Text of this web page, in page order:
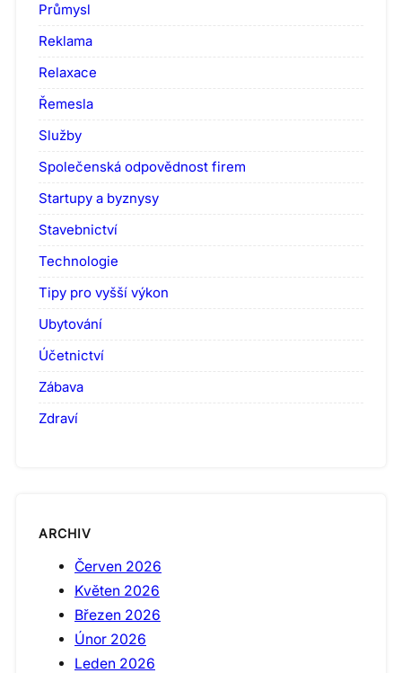
Průmysl
Reklama
Relaxace
Řemesla
Služby
Společenská odpovědnost firem
Startupy a byznysy
Stavebnictví
Technologie
Tipy pro vyšší výkon
Ubytování
Účetnictví
Zábava
Zdraví
ARCHIV
Červen 2026
Květen 2026
Březen 2026
Únor 2026
Leden 2026